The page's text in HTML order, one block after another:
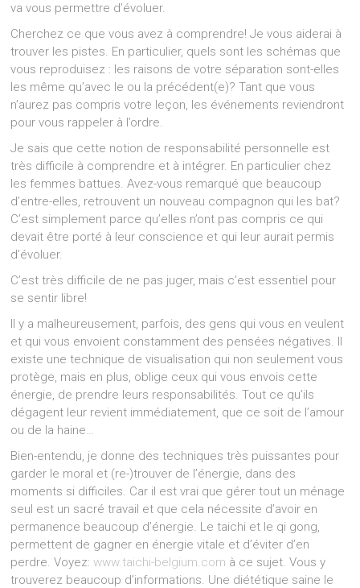
va vous permettre d’évoluer.
Cherchez ce que vous avez à comprendre! Je vous aiderai à
trouver les pistes. En particulier, quels sont les schémas que
vous reproduisez : les raisons de votre séparation sont-elles
les même qu’avec le ou la précédent(e)? Tant que vous
n’aurez pas compris votre leçon, les événements reviendront
pour vous rappeler à l’ordre.
Je sais que cette notion de responsabilité personnelle est
très difficile à comprendre et à intégrer. En particulier chez
les femmes battues. Avez-vous remarqué que beaucoup
d’entre-elles, retrouvent un nouveau compagnon qui les bat?
C’est simplement parce qu’elles n’ont pas compris ce qui
devait être porté à leur conscience et qui leur aurait permis
d’évoluer.
C’est très difficile de ne pas juger, mais c’est essentiel pour
se sentir libre!
Il y a malheureusement, parfois, des gens qui vous en veulent
et qui vous envoient constamment des pensées négatives. Il
existe une technique de visualisation qui non seulement vous
protège, mais en plus, oblige ceux qui vous envois cette
énergie, de prendre leurs responsabilités. Tout ce qu’ils
dégagent leur revient immédiatement, que ce soit de l’amour
ou de la haine…
Bien-entendu, je donne des techniques très puissantes pour
garder le moral et (re-)trouver de l’énergie, dans des
moments si difficiles. Car il est vrai que gérer tout un ménage
seul est un sacré travail et que cela nécessite d’avoir en
permanence beaucoup d’énergie. Le taichi et le qi gong,
permettent de gagner en énergie vitale et d’éviter d’en
perdre. Voyez:www.taichi-belgium.com à ce sujet. Vous y
trouverez beaucoup d’informations. Une diététique saine le